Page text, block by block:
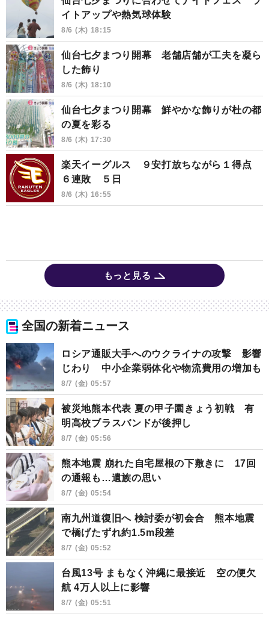
イトアップや熱気球体験
8/6 (木) 18:15
仙台七夕まつり開幕 老舗店舗が工夫を凝ら
した飾り
8/6 (木) 18:10
仙台七夕まつり開幕 鮮やかな飾りが杜の都
の夏を彩る
8/6 (木) 17:30
楽天イーグルス ９安打放ちながら１得点
６連敗 ５日
8/6 (木) 16:55
もっと見る
全国の新着ニュース
ロシア通販大手へのウクライナの攻撃 影響
じわり 中小企業弱体化や物流費用の増加も
8/7 (金) 05:57
被災地熊本代表 夏の甲子園きょう初戦 有
明高校ブラスバンドが後押し
8/7 (金) 05:56
熊本地震 崩れた自宅屋根の下敷きに 17回
の通報も…遺族の思い
8/7 (金) 05:54
南九州道復旧へ 検討委が初会合 熊本地震
で橋げたずれ約1.5m段差
8/7 (金) 05:52
台風13号 まもなく沖縄に最接近 空の便欠
航 4万人以上に影響
8/7 (金) 05:51